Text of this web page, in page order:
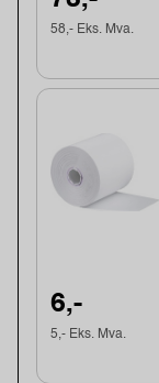
58,- Eks. Mva.
6,-
5,- Eks. Mva.